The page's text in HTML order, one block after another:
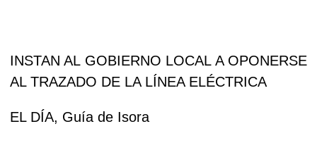
INSTAN AL GOBIERNO LOCAL A OPONERSE
AL TRAZADO DE LA LÍNEA ELÉCTRICA
EL DÍA, Guía de Isora